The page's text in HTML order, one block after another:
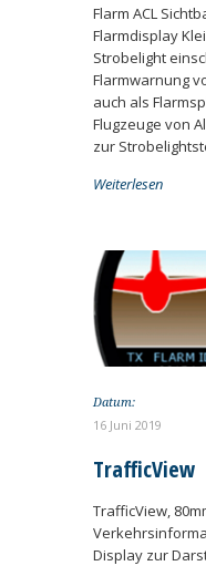
Flarm ACL
Flarmdisplay
Strobelight
Flarmwarnung
auch als
Flugzeuge von
zur
Weiterlesen
Datum:
16 Juni 2019
TrafficView
TrafficView,
Display zur